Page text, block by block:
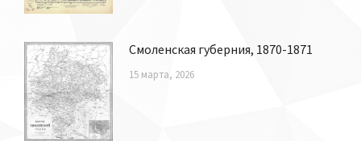
Смоленская губерния, 1870-1871
15 марта, 2026